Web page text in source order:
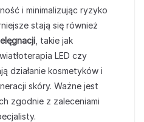
i minimalizując ryzyko
stają się również
, takie jak
LED czy
działanie kosmetyków i
skóry. Ważne jest
zgodnie z zaleceniami